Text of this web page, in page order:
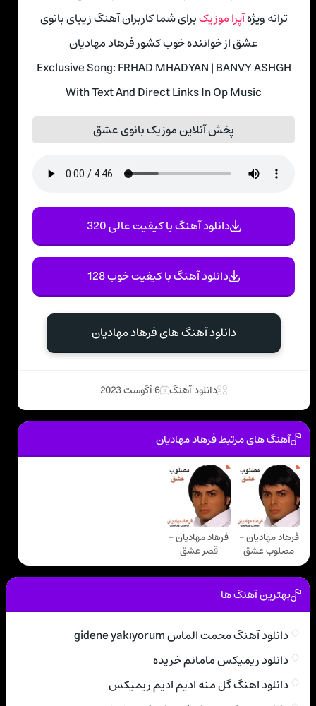
ترانه ویژهآپرا موزیکبرای شما کاربران آهنگ زیبای بانوی
عشق از خواننده خوب کشور فرهاد مهادیان
Exclusive Song: FRHAD MHADYAN | BANVY ASHGH
With Text And Direct Links In Op Music
پخش آنلاین موزیک بانوی عشق
دانلود آهنگ با کیفیت عالی 320
دانلود آهنگ با کیفیت خوب 128
دانلود آهنگ های فرهاد مهادیان
دانلود آهنگ 6 آگوست 2023
آهنگ های مرتبط فرهاد مهادیان
فرهاد مهادیان -
مصلوب عشق
فرهاد مهادیان -
قصر عشق
بهترین آهنگ ها
دانلود آهنگ محمت الماس gidene yakıyorum
دانلود ریمیکس مامانم خریده
دانلود اهنگ گل منه ادیم ادیم ریمیکس